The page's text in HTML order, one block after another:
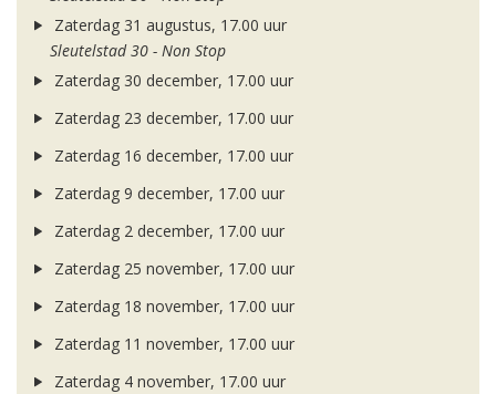
Zaterdag 31 augustus, 17.00 uur
Sleutelstad 30 - Non Stop
Zaterdag 30 december, 17.00 uur
Zaterdag 23 december, 17.00 uur
Zaterdag 16 december, 17.00 uur
Zaterdag 9 december, 17.00 uur
Zaterdag 2 december, 17.00 uur
Zaterdag 25 november, 17.00 uur
Zaterdag 18 november, 17.00 uur
Zaterdag 11 november, 17.00 uur
Zaterdag 4 november, 17.00 uur